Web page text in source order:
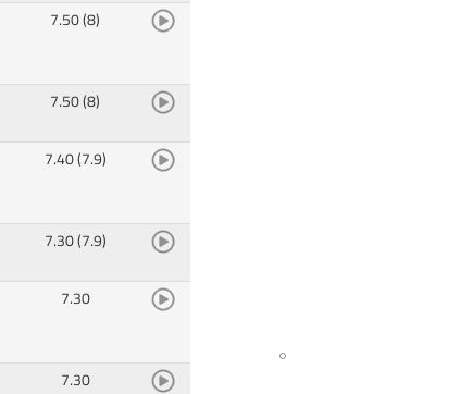
7.50 (8)
7.50 (8)
7.40 (7.9)
7.30 (7.9)
7.30
7.30